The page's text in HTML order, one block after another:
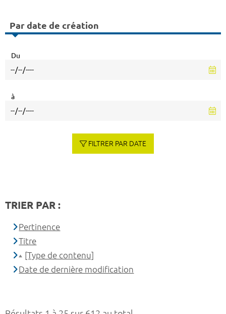
Par date de création
Du
à
FILTRER PAR DATE
TRIER PAR :
Pertinence
Titre
[Type de contenu]
Date de dernière modification